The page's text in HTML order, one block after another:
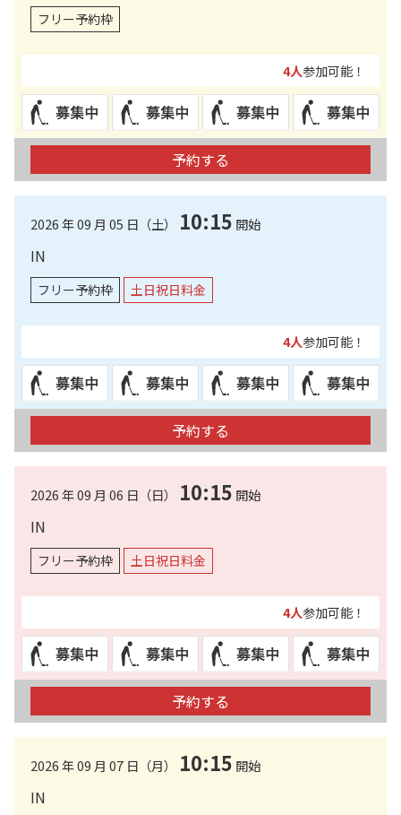
フリー予約枠
4人参加可能！
予約する
2026 年 09 月 05 日（土） 10:15 開始
IN
フリー予約枠 土日祝日料金
4人参加可能！
予約する
2026 年 09 月 06 日（日） 10:15 開始
IN
フリー予約枠 土日祝日料金
4人参加可能！
予約する
2026 年 09 月 07 日（月） 10:15 開始
IN